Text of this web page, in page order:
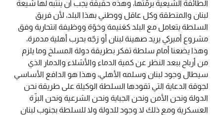
الطائفة الشيعية برمّتها، وهذه حقيقة يجب أن ينتبه لها شيعة
لبنان والمنطقة وكل عاقل ووطني بهذا البلد، لأن فريق
السلطة يتعامل مع البلد كغنيمة وخوّة ووظيفة انتحارية وفق
مشروع أميركي يريد صهينة لبنان أو زجّه بحرب أهلية مدمرة،
وهذا يضعنا أمام سلطة تفكر بطريقة دولة المسلخ وما يلزم
من أرباح ببعد النظر عن كمية الدماء والأشلاء والدمار الذي
سيطال وجود لبنان وسلمه الأهلي، وهذا هو الدافع الأساسي
لجوقة الدعاية التي تقودها السلطة الوكيلة على طريقة نحن
الدولة ونحن الأمن ونحن الجباية ونحن الشرعية ونحن البزّة
العسكرية ومع ذلك لا وجود للدولة ولا للسلطة بجنوب لبنان